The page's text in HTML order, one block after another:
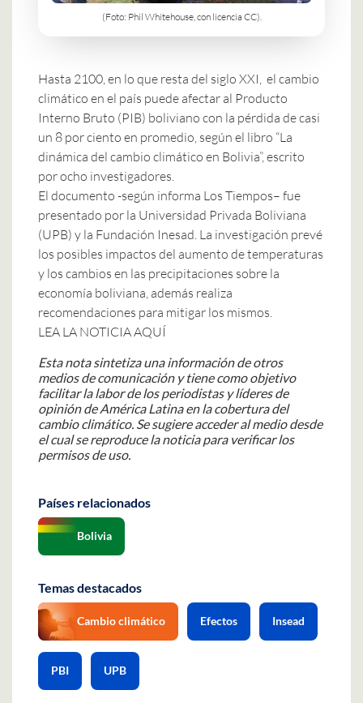
(Foto: Phil Whitehouse, con licencia CC).
Hasta 2100, en lo que resta del siglo XXI, el cambio
climático en el país puede afectar al Producto
Interno Bruto (PIB) boliviano con la pérdida de casi
un 8 por ciento en promedio, según el libro “La
dinámica del cambio climático en Bolivia”, escrito
por ocho investigadores.
El documento -según informa Los Tiempos– fue
presentado por la Universidad Privada Boliviana
(UPB) y la Fundación Inesad. La investigación prevé
los posibles impactos del aumento de temperaturas
y los cambios en las precipitaciones sobre la
economía boliviana, además realiza
recomendaciones para mitigar los mismos.
LEA LA NOTICIA AQUÍ
Esta nota sintetiza una información de otros
medios de comunicación y tiene como objetivo
facilitar la labor de los periodistas y líderes de
opinión de América Latina en la cobertura del
cambio climático. Se sugiere acceder al medio desde
el cual se reproduce la noticia para verificar los
permisos de uso.
Países relacionados
Bolivia
Temas destacados
Cambio climático Efectos Insead
PBI UPB